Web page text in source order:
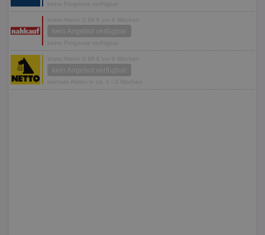
keine Prognose verfügbar
letzte Aktion 0,89 € vor 6 Wochen
kein Angebot verfügbar
keine Prognose verfügbar
letzte Aktion 0,99 € vor 9 Wochen
kein Angebot verfügbar
nächste Aktion in ca. 1 - 2 Wochen